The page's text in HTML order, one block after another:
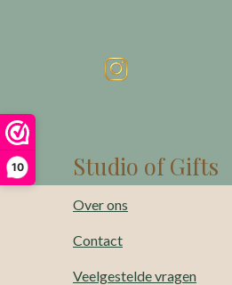
10 Studio of Gifts
Over ons
Contact
Veelgestelde vragen